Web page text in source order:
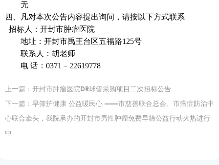
无
四、凡对本次公告内容提出询问，请按以下方式联系
招标人：开封市肿瘤医院
地址：开封市禹王台区五福路125号
联系人：胡老师
电 话： 0371－ 22619778
上一篇： 开封市肿瘤医院DR球管采购项目二次招标公告
下一篇： 早筛护健康 公益暖民心 ——市慈善联合总会、市癌症防治中
心联合牵头，我院承办的开封市男性肿瘤免费早筛公益行动火热进行
中